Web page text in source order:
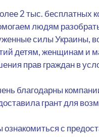
2 тыс. бесплатных
людям
силы Украины,
детям, женщинам и
прав граждан в
благодарны
грант для
ознакомиться с